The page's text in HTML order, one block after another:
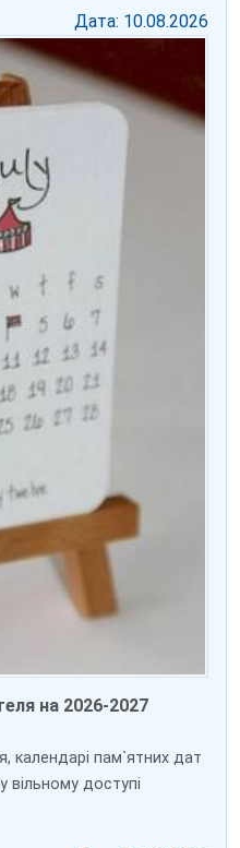
Дата: 10.08.2026
на 2026-2027
календарі пам`ятних дат
вільному доступі